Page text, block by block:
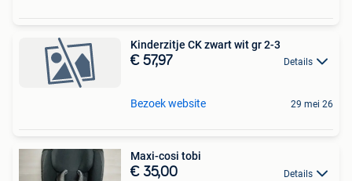
Kinderzitje CK zwart wit gr 2-3
€ 57,97 Details
Bezoek website 29 mei 26
Maxi-cosi tobi
€ 35,00 Details